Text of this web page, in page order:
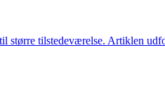
tilstedeværelse. Artiklen